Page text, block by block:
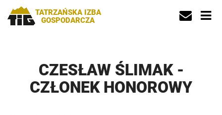
TATRZAŃSKA IZBA
GOSPODARCZA
CZESŁAW ŚLIMAK -
CZŁONEK HONOROWY